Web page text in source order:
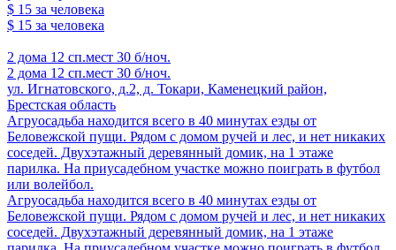
$ 15 за человека
$ 15 за человека
2 дома 12 сп.мест 30 б/ноч.
2 дома 12 сп.мест 30 б/ноч.
ул. Игнатовского, д.2, д. Токари, Каменецкий район,
Брестская область
Агруосадьба находится всего в 40 минутах езды от
Беловежской пущи. Рядом с домом ручей и лес, и нет никаких
соседей. Двухэтажный деревянный домик, на 1 этаже
парилка. На приусадебном участке можно поиграть в футбол
или волейбол.
Агруосадьба находится всего в 40 минутах езды от
Беловежской пущи. Рядом с домом ручей и лес, и нет никаких
соседей. Двухэтажный деревянный домик, на 1 этаже